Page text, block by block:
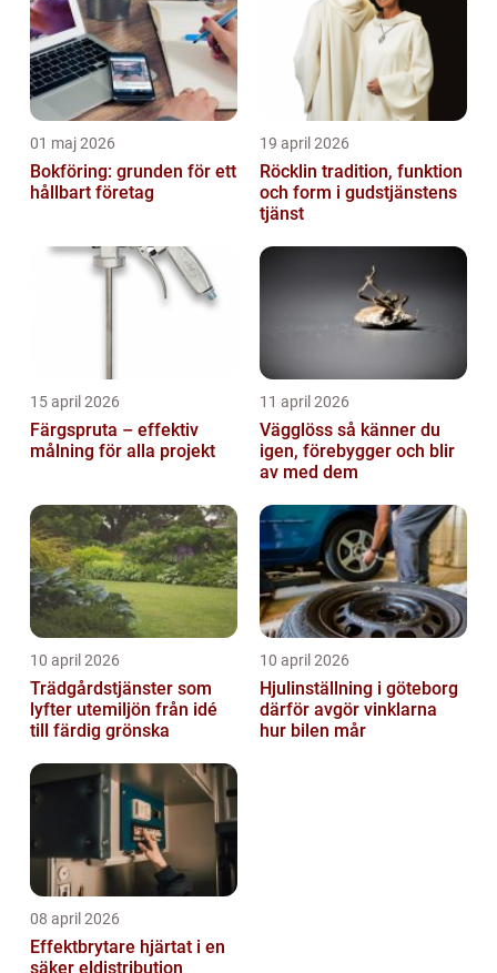
01 maj 2026
Bokföring: grunden för ett
hållbart företag
19 april 2026
Röcklin tradition, funktion
och form i gudstjänstens
tjänst
15 april 2026
Färgspruta – effektiv
målning för alla projekt
11 april 2026
Vägglöss så känner du
igen, förebygger och blir
av med dem
10 april 2026
Trädgårdstjänster som
lyfter utemiljön från idé
till färdig grönska
10 april 2026
Hjulinställning i göteborg
därför avgör vinklarna
hur bilen mår
08 april 2026
Effektbrytare hjärtat i en
säker eldistribution